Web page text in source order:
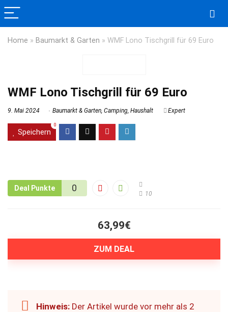
Home » Baumarkt & Garten » WMF Lono Tischgrill für 69 Euro
WMF Lono Tischgrill für 69 Euro
9. Mai 2024 Baumarkt & Garten, Camping, Haushalt Expert
Speichern
0
Deal Punkte 0
10
63,99€
ZUM DEAL
Hinweis: Der Artikel wurde vor mehr als 2